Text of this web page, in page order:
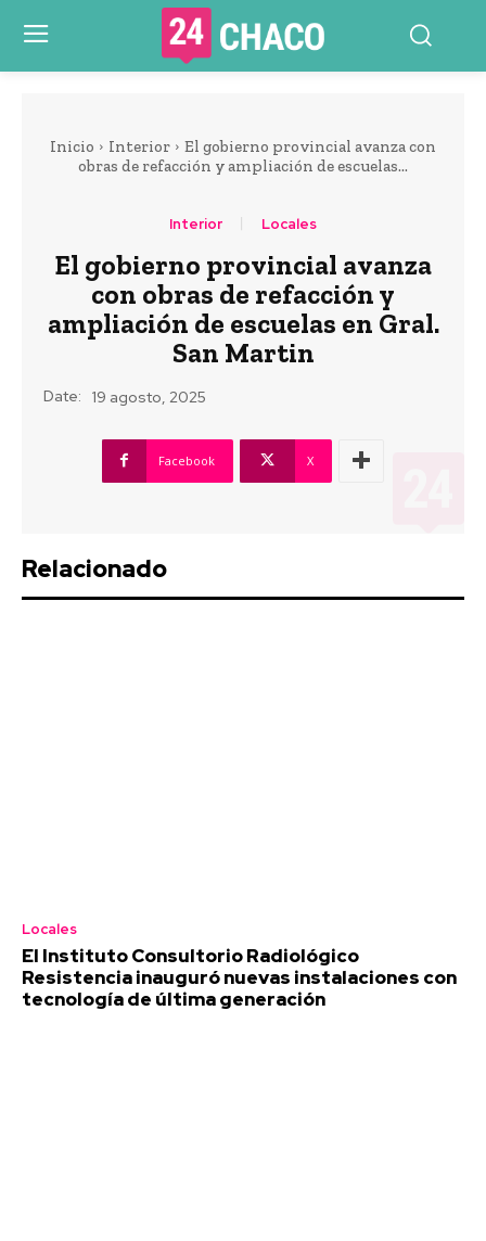
Inicio Interior
El gobierno provincial avanza con
obras de refacción y ampliación de escuelas...
Interior Locales
El gobierno provincial avanza
con obras de refacción y
ampliación de escuelas en Gral.
San Martin
Date: 19 agosto, 2025
Facebook X
Relacionado
Locales
El Instituto Consultorio Radiológico
Resistencia inauguró nuevas instalaciones con
tecnología de última generación